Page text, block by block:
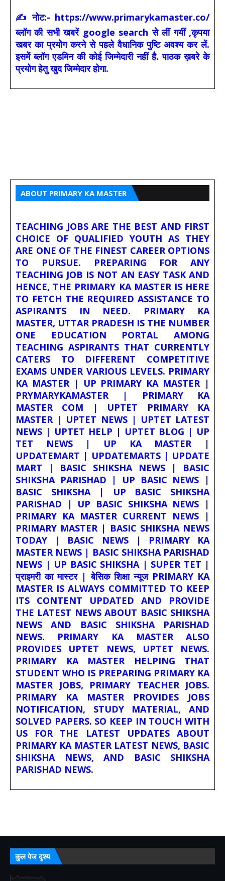
✍ नोट:- https://www.primarykamaster.co/
ब्लॉग की सभी खबरें google search से लीं गयीं ,कृपया
खबर का प्रयोग करने से पहले वैधानिक पुष्टि अवश्य कर लें.
इसमें ब्लॉग एडमिन की कोई जिम्मेदारी नहीं है. पाठक ख़बरे के
प्रयोग हेतु खुद जिम्मेदार होगा.
ABOUT PRIMARY KA MASTER
TEACHING JOBS ARE THE BEST AND FIRST
CHOICE OF QUALIFIED YOUTH AS THEY
ARE ONE OF THE FINEST CAREER OPTIONS
TO PURSUE. PREPARING FOR ANY
TEACHING JOB IS NOT AN EASY TASK AND
HENCE, THE PRIMARY KA MASTER IS HERE
TO FETCH THE REQUIRED ASSISTANCE TO
ASPIRANTS IN NEED. PRIMARY KA
MASTER, UTTAR PRADESH IS THE NUMBER
ONE EDUCATION PORTAL AMONG
TEACHING ASPIRANTS THAT CURRENTLY
CATERS TO DIFFERENT COMPETITIVE
EXAMS UNDER VARIOUS LEVELS. PRIMARY
KA MASTER | UP PRIMARY KA MASTER |
PRYMARYKAMASTER | PRIMARY KA
MASTER COM | UPTET PRIMARY KA
MASTER | UPTET NEWS | UPTET LATEST
NEWS | UPTET HELP | UPTET BLOG | UP
TET NEWS | UP KA MASTER |
UPDATEMART | UPDATEMARTS | UPDATE
MART | BASIC SHIKSHA NEWS | BASIC
SHIKSHA PARISHAD | UP BASIC NEWS |
BASIC SHIKSHA | UP BASIC SHIKSHA
PARISHAD | UP BASIC SHIKSHA NEWS |
PRIMARY KA MASTER CURRENT NEWS |
PRIMARY MASTER | BASIC SHIKSHA NEWS
TODAY | BASIC NEWS | PRIMARY KA
MASTER NEWS | BASIC SHIKSHA PARISHAD
NEWS | UP BASIC SHIKSHA | SUPER TET |
प्राइमरी का मास्टर | बेसिक शिक्षा न्यूज PRIMARY KA
MASTER IS ALWAYS COMMITTED TO KEEP
ITS CONTENT UPDATED AND PROVIDE
THE LATEST NEWS ABOUT BASIC SHIKSHA
NEWS AND BASIC SHIKSHA PARISHAD
NEWS. PRIMARY KA MASTER ALSO
PROVIDES UPTET NEWS, UPTET NEWS.
PRIMARY KA MASTER HELPING THAT
STUDENT WHO IS PREPARING PRIMARY KA
MASTER JOBS, PRIMARY TEACHER JOBS.
PRIMARY KA MASTER PROVIDES JOBS
NOTIFICATION, STUDY MATERIAL, AND
SOLVED PAPERS. SO KEEP IN TOUCH WITH
US FOR THE LATEST UPDATES ABOUT
PRIMARY KA MASTER LATEST NEWS, BASIC
SHIKSHA NEWS, AND BASIC SHIKSHA
PARISHAD NEWS.
कुल पेज दृश्य